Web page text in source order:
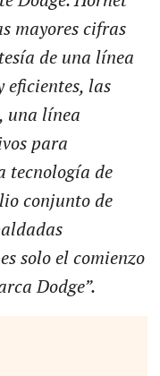
mayores cifras
de una línea
eficientes, las
una línea
para
tecnología de
conjunto de
solo el comienzo
Dodge”.